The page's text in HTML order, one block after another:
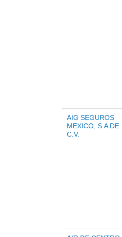
AIG SEGUROS
MEXICO, S.A DE
C.V.